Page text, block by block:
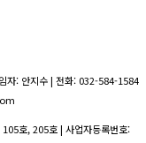
자: 안지수 | 전화: 032-584-1584
호, 205호 | 사업자등록번호: